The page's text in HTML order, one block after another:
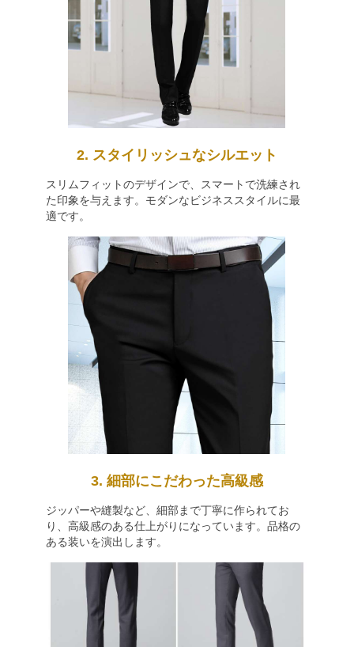
2. スタイリッシュなシルエット
スリムフィットのデザインで、スマートで洗練され
た印象を与えます。モダンなビジネススタイルに最
適です。
3. 細部にこだわった高級感
ジッパーや縫製など、細部まで丁寧に作られてお
り、高級感のある仕上がりになっています。品格の
ある装いを演出します。